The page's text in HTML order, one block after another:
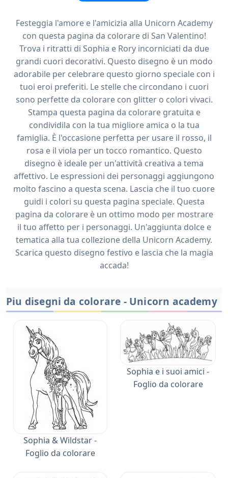
Festeggia l'amore e l'amicizia alla Unicorn Academy
con questa pagina da colorare di San Valentino!
Trova i ritratti di Sophia e Rory incorniciati da due
grandi cuori decorativi. Questo disegno è un modo
adorabile per celebrare questo giorno speciale con i
tuoi eroi preferiti. Le stelle che circondano i cuori
sono perfette da colorare con glitter o colori vivaci.
Stampa questa pagina da colorare gratuita e
condividila con la tua migliore amica o la tua
famiglia. È l'occasione perfetta per usare il rosso, il
rosa e il viola per un tocco romantico. Questo
disegno è ideale per un'attività creativa a tema
affettivo. Le espressioni dei personaggi aggiungono
molto fascino a questa scena. Lascia che il tuo cuore
guidi i colori su questa pagina speciale. Questa
pagina da colorare è un ottimo modo per mostrare
il tuo affetto per i personaggi. Un'aggiunta dolce e
tematica alla tua collezione della Unicorn Academy.
Scarica questo disegno festivo e lascia che la magia
accada!
Piu disegni da colorare - Unicorn academy
Sophia & Wildstar -
Foglio da colorare
Sophia e i suoi amici -
Foglio da colorare